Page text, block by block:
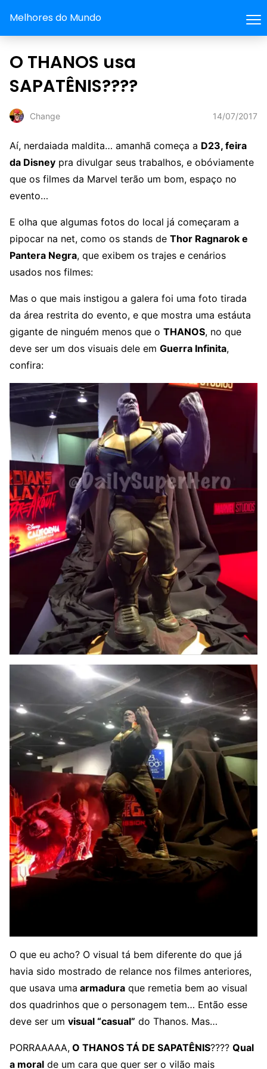
Melhores do Mundo
O THANOS usa
SAPATÊNIS????
Change 14/07/2017
Aí, nerdaiada maldita… amanhã começa a D23, feira
da Disney pra divulgar seus trabalhos, e obóviamente
que os filmes da Marvel terão um bom, espaço no
evento…
E olha que algumas fotos do local já começaram a
pipocar na net, como os stands de Thor Ragnarok e
Pantera Negra, que exibem os trajes e cenários
usados nos filmes:
Mas o que mais instigou a galera foi uma foto tirada
da área restrita do evento, e que mostra uma estáuta
gigante de ninguém menos que o THANOS, no que
deve ser um dos visuais dele em Guerra Infinita,
confira:
O que eu acho? O visual tá bem diferente do que já
havia sido mostrado de relance nos filmes anteriores,
que usava uma armadura que remetia bem ao visual
dos quadrinhos que o personagem tem… Então esse
deve ser um visual “casual” do Thanos. Mas…
PORRAAAAA, O THANOS TÁ DE SAPATÊNIS???? Qual
a moral de um cara que quer ser o vilão mais